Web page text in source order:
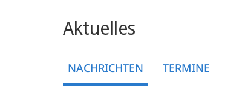
Marburg
Aktuelles
NACHRICHTEN TERMINE